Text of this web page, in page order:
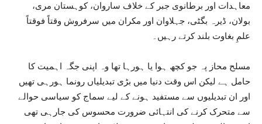
معاہدات اور برطانوی جبر کے خلاف ساروان، کوہستان مری،
بولان، ڈیرہ بگٹی، جہلاوان اور مکران میں سرفروش وقتاً فوقتاً
علمِ بغاوت بلند کرتے رہیں۔
مسلح محاز پہ جو کچھ ہوا یا ہورہا تھا وہ اپنی جگہ اہمیت کا
حامل ہے لیکن اس وقت دنیا میں بڑی تبدیلیاں رونما ہورہی تھیں
اور ان تبدیلیوں سے مستفید ہونے کے لیے سماج کو سیاسی حوالے
سے متحرک کرنے کی انتہائی ضرورت محسوس کی جارہی تھی